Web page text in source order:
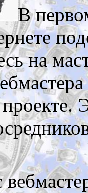
В
на